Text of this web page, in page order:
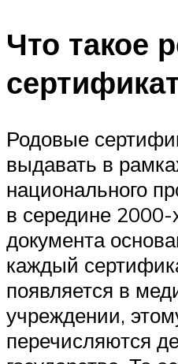
Что такое
Родовые
выдавать в
национального
в середине 2000-
документа
каждый
появляется в
учреждении,
перечисляются